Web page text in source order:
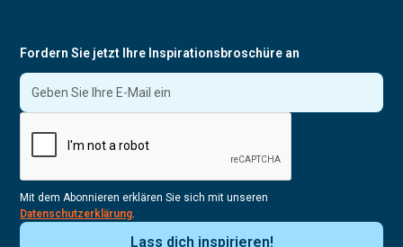
Fordern Sie jetzt Ihre Inspirationsbroschüre an
Mit dem Abonnieren erklären Sie sich mit unseren
Datenschutzerklärung.